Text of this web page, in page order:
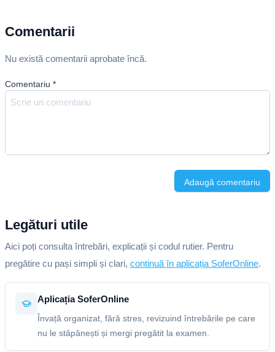
Comentarii
Nu există comentarii aprobate încă.
Comentariu *
Adaugă comentariu
Legături utile
Aici poți consulta întrebări, explicații și codul rutier. Pentru
pregătire cu pași simpli și clari, continuă în aplicația SoferOnline.
Aplicația SoferOnline
Învață organizat, fără stres, revizuind întrebările pe care
nu le stăpânești și mergi pregătit la examen.